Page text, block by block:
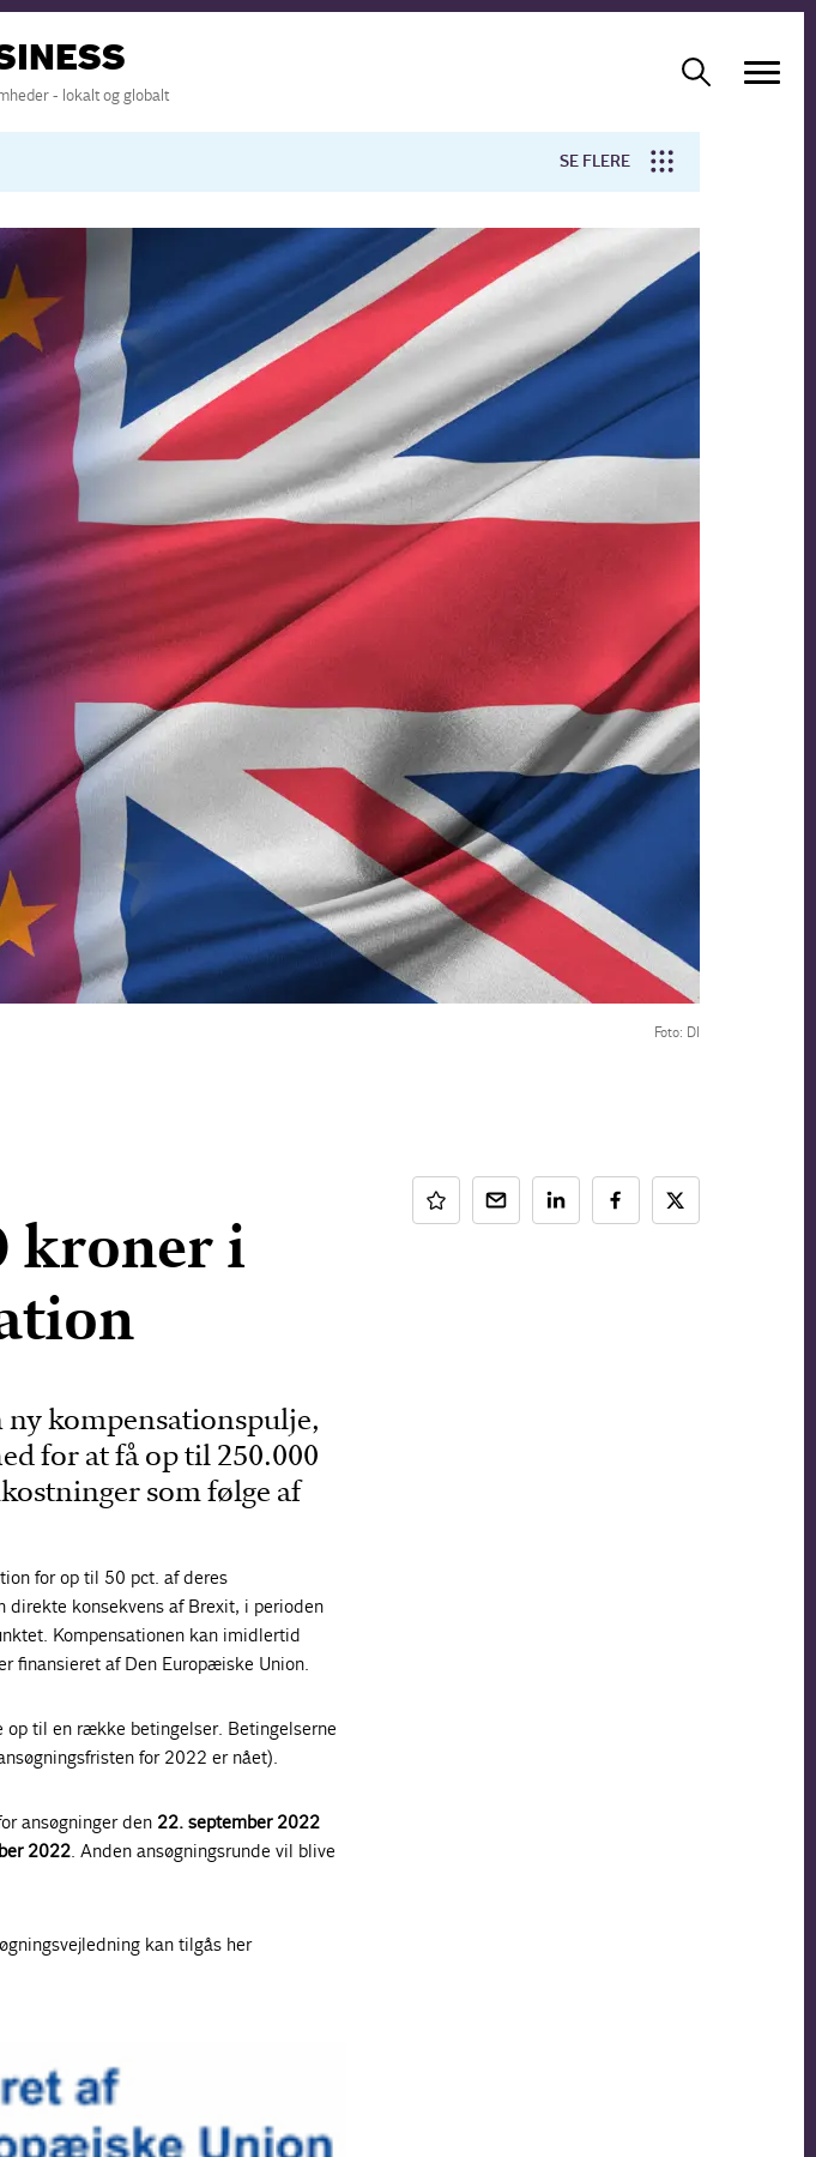
- lokalt og globalt
SE FLERE
International økonomi Arbejdsmiljø
Europapolitik Forskning
Foto: DI
kroner i
kompensationspulje,
for at få op til 250.000
som følge af
for op til 50 pct. af deres
konsekvens af Brexit, i perioden
Kompensationen kan imidlertid
finansieret af Den Europæiske Union.
op til en række betingelser. Betingelserne
for 2022 er nået).
ansøgninger den 22. september 2022
2022. Anden ansøgningsrunde vil blive
kan tilgås her